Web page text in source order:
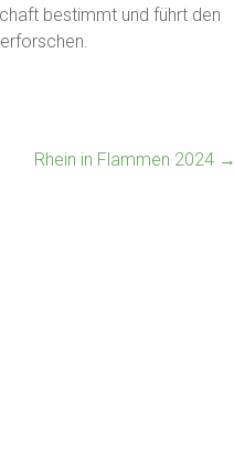
bestimmt und führt den
Rhein in Flammen 2024 →